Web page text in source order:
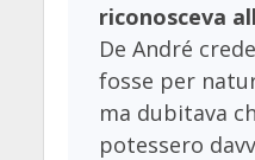
riconosceva
De André
fosse per
ma dubitava
potessero